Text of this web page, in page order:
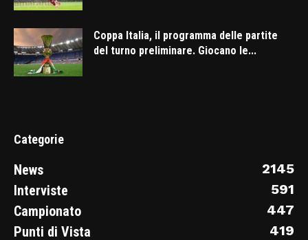
Coppa Italia, il programma delle partite
del turno preliminare. Giocano le...
Categorie
News
2145
Interviste
591
Campionato
447
Punti di Vista
419